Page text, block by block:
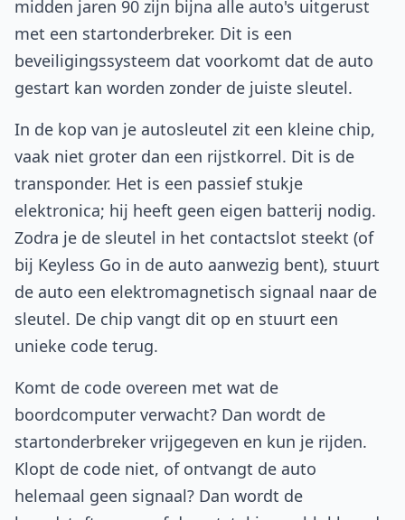
midden jaren 90 zijn bijna alle auto's uitgerust
met een startonderbreker. Dit is een
beveiligingssysteem dat voorkomt dat de auto
gestart kan worden zonder de juiste sleutel.
In de kop van je autosleutel zit een kleine chip,
vaak niet groter dan een rijstkorrel. Dit is de
transponder. Het is een passief stukje
elektronica; hij heeft geen eigen batterij nodig.
Zodra je de sleutel in het contactslot steekt (of
bij Keyless Go in de auto aanwezig bent), stuurt
de auto een elektromagnetisch signaal naar de
sleutel. De chip vangt dit op en stuurt een
unieke code terug.
Komt de code overeen met wat de
boordcomputer verwacht? Dan wordt de
startonderbreker vrijgegeven en kun je rijden.
Klopt de code niet, of ontvangt de auto
helemaal geen signaal? Dan wordt de